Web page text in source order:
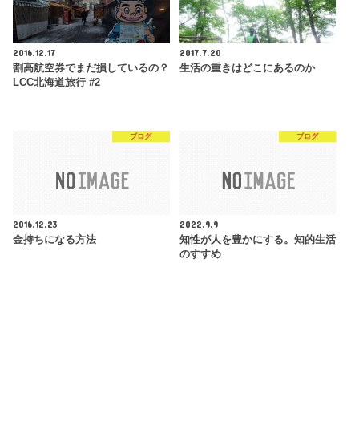
2016.12.17
割高航空券でまだ損しているの？
LCC北海道旅行 #2
2017.7.20
生活の重きはどこにあるのか
ブログ
2016.12.23
金持ちになる方法
ブログ
2022.9.9
知性が人を豊かにする。知的生活
のすすめ